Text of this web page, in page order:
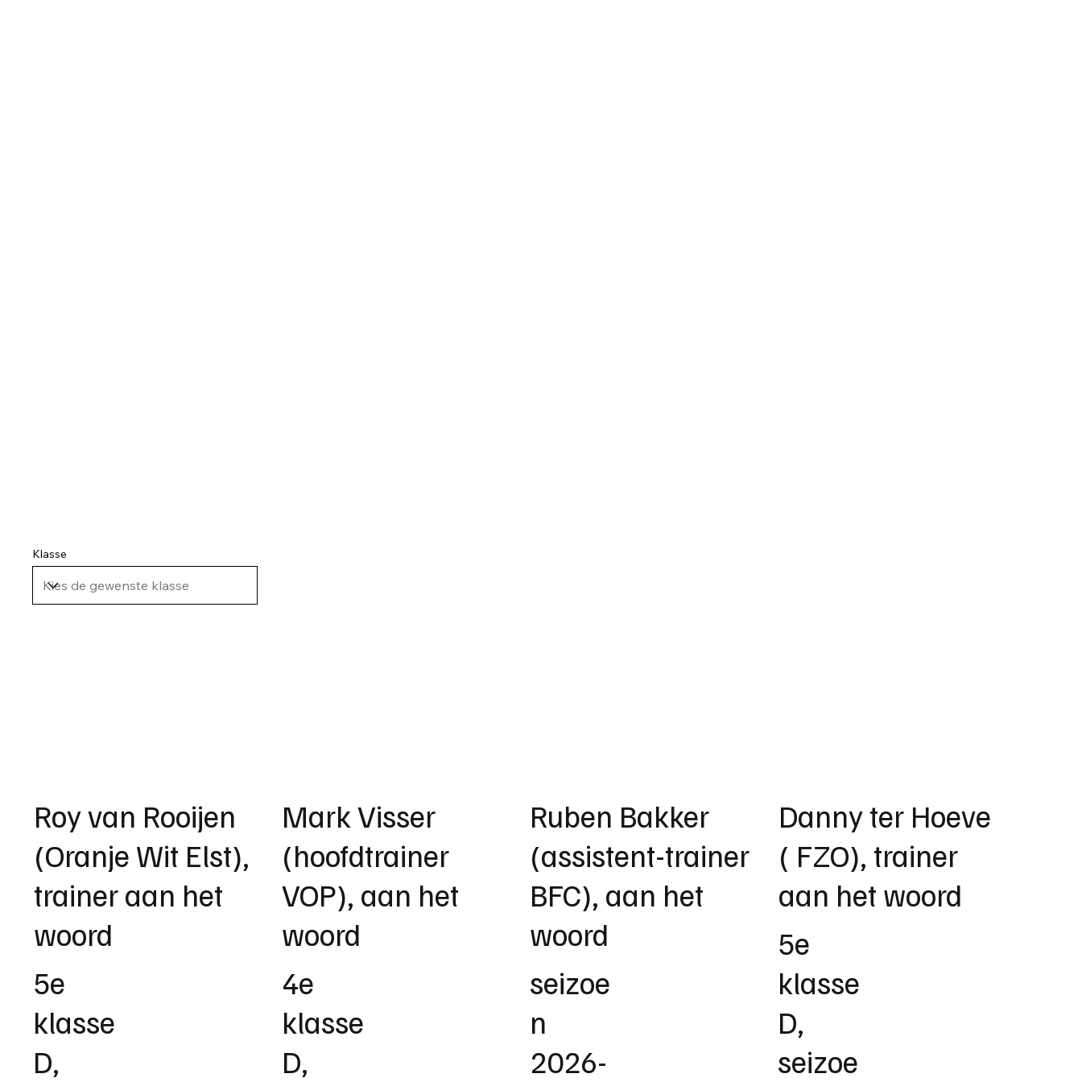
Klasse
Roy van Rooijen
(Oranje Wit Elst),
trainer aan het
woord
5e
klasse
D,
Mark Visser
(hoofdtrainer
VOP), aan het
woord
4e
klasse
D,
Ruben Bakker
(assistent-trainer
BFC), aan het
woord
seizoe
n
2026-
Danny ter Hoeve
( FZO), trainer
aan het woord
5e
klasse
D,
seizoe